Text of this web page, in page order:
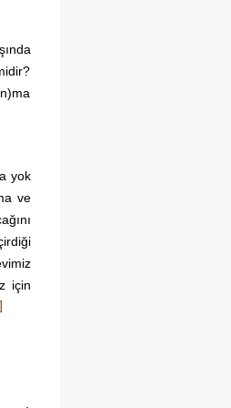
yok
ve
için